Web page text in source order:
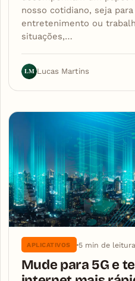
nosso cotidiano, seja
entretenimento ou
situações,…
LM Lucas Martins
APLICATIVOS 5 min de leitura
Mude para 5G e